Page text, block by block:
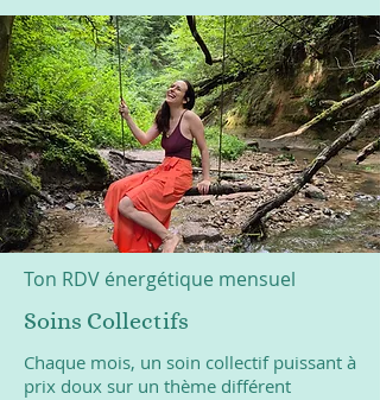
Ton RDV énergétique mensuel
Soins Collectifs
Chaque mois, un soin collectif puissant à
prix doux sur un thème différent